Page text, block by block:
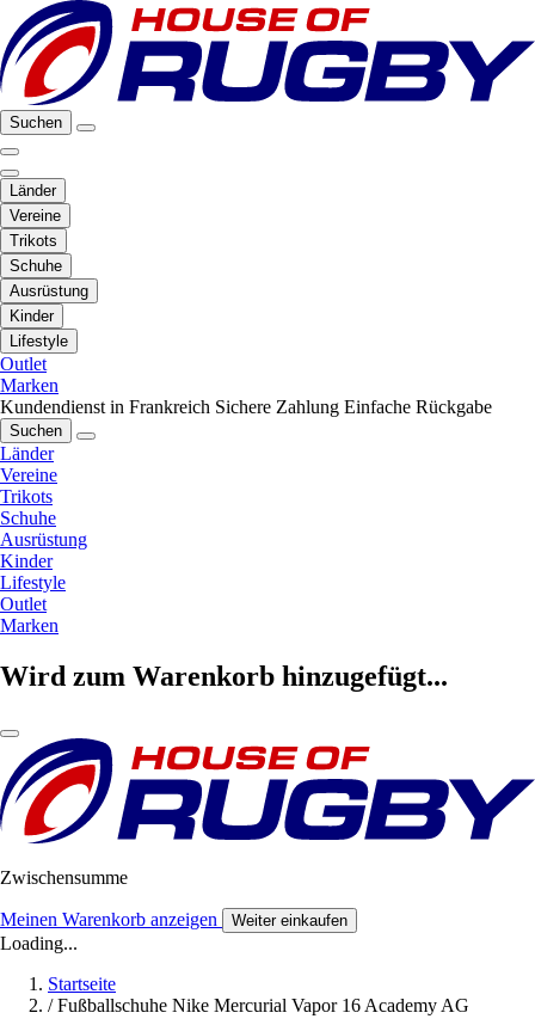
Suchen
Länder
Vereine
Trikots
Schuhe
Ausrüstung
Kinder
Lifestyle
Outlet
Marken
Kundendienst in Frankreich Sichere Zahlung Einfache Rückgabe
Suchen
Länder
Vereine
Trikots
Schuhe
Ausrüstung
Kinder
Lifestyle
Outlet
Marken
Wird zum Warenkorb hinzugefügt...
Zwischensumme
Meinen Warenkorb anzeigen Weiter einkaufen
Loading...
Startseite
/ Fußballschuhe Nike Mercurial Vapor 16 Academy AG